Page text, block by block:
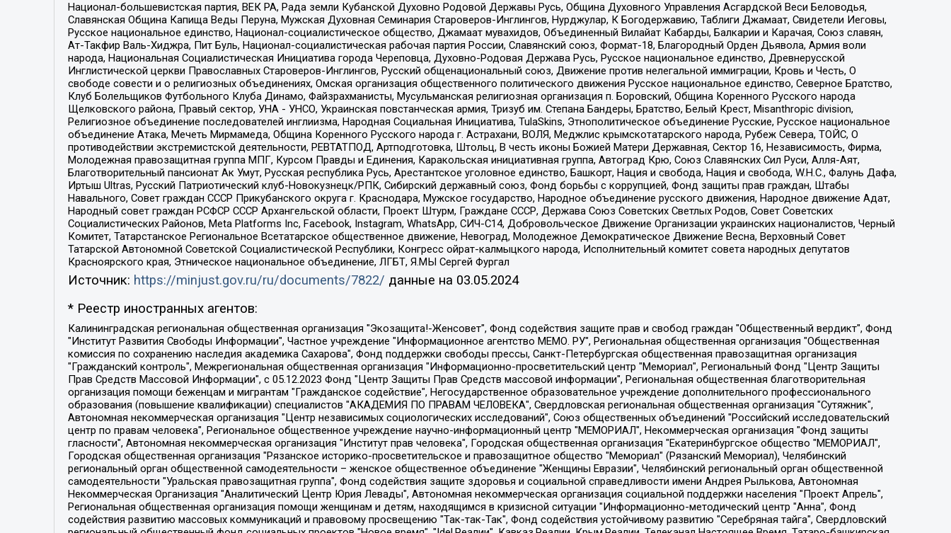
Национал-большевистская партия, ВЕК РА, Рада земли Кубанской Духовно Родовой Державы Русь, Община Духовного Управления Асгардской Веси Беловодья,
Славянская Община Капища Веды Перуна, Мужская Духовная Семинария Староверов-Инглингов, Нурджулар, К Богодержавию, Таблиги Джамаат, Свидетели Иеговы,
Русское национальное единство, Национал-социалистическое общество, Джамаат мувахидов, Объединенный Вилайат Кабарды, Балкарии и Карачая, Союз славян,
Ат-Такфир Валь-Хиджра, Пит Буль, Национал-социалистическая рабочая партия России, Славянский союз, Формат-18, Благородный Орден Дьявола, Армия воли
народа, Национальная Социалистическая Инициатива города Череповца, Духовно-Родовая Держава Русь, Русское национальное единство, Древнерусской
Инглистической церкви Православных Староверов-Инглингов, Русский общенациональный союз, Движение против нелегальной иммиграции, Кровь и Честь, О
свободе совести и о религиозных объединениях, Омская организация общественного политического движения Русское национальное единство, Северное Братство,
Клуб Болельщиков Футбольного Клуба Динамо, Файзрахманисты, Мусульманская религиозная организация п. Боровский, Община Коренного Русского народа
Щелковского района, Правый сектор, УНА - УНСО, Украинская повстанческая армия, Тризуб им. Степана Бандеры, Братство, Белый Крест, Misanthropic division,
Религиозное объединение последователей инглиизма, Народная Социальная Инициатива, TulaSkins, Этнополитическое объединение Русские, Русское национальное
объединение Атака, Мечеть Мирмамеда, Община Коренного Русского народа г. Астрахани, ВОЛЯ, Меджлис крымскотатарского народа, Рубеж Севера, ТОЙС, О
противодействии экстремистской деятельности, РЕВТАТПОД, Артподготовка, Штольц, В честь иконы Божией Матери Державная, Сектор 16, Независимость, Фирма,
Молодежная правозащитная группа МПГ, Курсом Правды и Единения, Каракольская инициативная группа, Автоград Крю, Союз Славянских Сил Руси, Алля-Аят,
Благотворительный пансионат Ак Умут, Русская республика Русь, Арестантское уголовное единство, Башкорт, Нация и свобода, Нация и свобода, W.H.С., Фалунь Дафа,
Иртыш Ultras, Русский Патриотический клуб-Новокузнецк/РПК, Сибирский державный союз, Фонд борьбы с коррупцией, Фонд защиты прав граждан, Штабы
Навального, Совет граждан СССР Прикубанского округа г. Краснодара, Мужское государство, Народное объединение русского движения, Народное движение Адат,
Народный совет граждан РСФСР СССР Архангельской области, Проект Штурм, Граждане СССР, Держава Союз Советских Светлых Родов, Совет Советских
Социалистических Районов, Meta Platforms Inc, Facebook, Instagram, WhatsApp, СИЧ-С14, Добровольческое Движение Организации украинских националистов, Черный
Комитет, Татарстанское Региональное Всетатарское общественное движение, Невоград, Молодежное Демократическое Движение Весна, Верховный Совет
Татарской Автономной Советской Социалистической Республики, Конгресс ойрат-калмыцкого народа, Исполнительный комитет совета народных депутатов
Красноярского края, Этническое национальное объединение, ЛГБТ, Я.МЫ Сергей Фургал
Источник: https://minjust.gov.ru/ru/documents/7822/ данные на 03.05.2024
* Реестр иностранных агентов:
Калининградская региональная общественная организация "Экозащита!-Женсовет", Фонд содействия защите прав и свобод граждан "Общественный вердикт", Фонд "Институт Развития Свободы Информации", Частное учреждение "Информационное агентство МЕМО. РУ", Региональная общественная организация "Общественная комиссия по сохранению наследия академика Сахарова", Фонд поддержки свободы прессы, Санкт-Петербургская общественная правозащитная организация "Гражданский контроль", Межрегиональная общественная организация "Информационно-просветительский центр "Мемориал", Региональный Фонд "Центр Защиты Прав Средств Массовой Информации", с 05.12.2023 Фонд "Центр Защиты Прав Средств массовой информации", Региональная общественная благотворительная организация помощи беженцам и мигрантам "Гражданское содействие", Негосударственное образовательное учреждение дополнительного профессионального образования (повышение квалификации) специалистов "АКАДЕМИЯ ПО ПРАВАМ ЧЕЛОВЕКА", Свердловская региональная общественная организация "Сутяжник", Автономная некоммерческая организация "Центр независимых социологических исследований", Союз общественных объединений "Российский исследовательский центр по правам человека", Региональное общественное учреждение научно-информационный центр "МЕМОРИАЛ", Некоммерческая организация "Фонд защиты гласности", Автономная некоммерческая организация "Институт прав человека", Городская общественная организация "Екатеринбургское общество "МЕМОРИАЛ", Городская общественная организация "Рязанское историко-просветительское и правозащитное общество "Мемориал" (Рязанский Мемориал), Челябинский региональный орган общественной самодеятельности – женское общественное объединение "Женщины Евразии", Челябинский региональный орган общественной самодеятельности "Уральская правозащитная группа", Фонд содействия защите здоровья и социальной справедливости имени Андрея Рылькова, Автономная Некоммерческая Организация "Аналитический Центр Юрия Левады", Автономная некоммерческая организация социальной поддержки населения "Проект Апрель", Региональная общественная организация помощи женщинам и детям, находящимся в кризисной ситуации "Информационно-методический центр "Анна", Фонд содействия развитию массовых коммуникаций и правовому просвещению "Так-так-Так", Фонд содействия устойчивому развитию "Серебряная тайга", Свердловский региональный общественный фонд социальных проектов "Новое время", "Idel.Реалии", Кавказ.Реалии, Крым.Реалии, Телеканал Настоящее Время, Татаро-башкирская служба Радио Свобода (Azatliq Radiosi), Радио Свободная Европа/Радио Свобода (PCE/PC), "Сибирь.Реалии", "Фактограф", Благотворительный фонд помощи осужденным и их семьям, Автономная некоммерческая организация "Институт глобализации и социальных движений", Фонд "В защиту прав заключенных", Частное учреждение "Центр поддержки и содействия развитию средств массовой информации", Пензенский региональный общественный благотворительный фонд "Гражданский союз", "Север.Реалии", Некоммерческая организация Фонд "Правовая инициатива", Общество с ограниченной ответственностью "Радио Свободная Европа/Радио Свобода", Чешское информационное агентство "MEDIUM-ORIENT", Красноярская региональная общественная организация "Мы против СПИДа", Камалягин Денис Николаевич, Маркелов Сергей Евгеньевич, Пономарев Лев Александрович, Савицкая Людмила Алексеевна, Автономная некоммерческая организация "Центр по работе с проблемой насилия "НАСИЛИЮ.НЕТ", Межрегиональный профессиональный союз работников здравоохранения "Альянс врачей", Юридическое лицо, зарегистрированное в Латвийской Республике, SIA "Medusa Project" (регистрационный номер 40103797863, дата регистрации 10.06.2014), Некоммерческая организация "Фонд по борьбе с коррупцией", Автономная некоммерческая организация "Институт права и публичной политики", Баданин Роман Сергеевич, Гликин Максим Александрович, Железнова Мария Михайловна, Лукьянова Юлия Сергеевна, Маетная Елизавета Витальевна, Маняхин Петр Борисович, Чуракова Ольга Владимировна, Ярош Юлия Петровна, Юридическое лицо "The Insider SIA", зарегистрированное в Риге, Латвийская Республика (дата регистрации 26.06.2015), являющееся администратором доменного имени интернет-издания "The Insider SIA", https://theins.ru, Постернак Алексей Евгеньевич, Рубин Михаил Аркадьевич, Анин Роман Александрович, Юридическое лицо Istories fonds, зарегистрированное в Латвийской Республике (регистрационный номер 50008295751, дата регистрации 24.02.2020), Великовский Дмитрий Александрович, Долинина Ирина Николаевна, Мароховская Алеся Алексеевна, Шлейнов Роман Юрьевич, Шмагун Олеся Валентиновна, Общество с ограниченной ответственностью "Альтаир 2021", Общество с ограниченной ответственностью "Вега 2021", Общество с ограниченной ответственностью "Главный редактор 2021", Общество с ограниченной ответственностью "Ромашки монолит", Важенков Артем Валерьевич, Ивановская областная общественная организация "Центр гендерных исследований", Гурман Юрий Альбертович, Медиапроект "ОВД-Инфо", Егоров Владимир Владимирович, Жилинский Владимир Александрович, Общество с ограниченной ответственностью "ЗП", Иванова София Юрьевна, Карезина Инна Павловна, Кильтау Екатерина Викторовна, Петров Алексей Викторович, Пискунов Сергей Евгеньевич, Смирнов Сергей Сергеевич, Тихонов Михаил Сергеевич, Общество с ограниченной ответственностью "ЖУРНАЛИСТ-ИНОСТРАННЫЙ АГЕНТ", Арапова Галина Юрьевна, Вольтская Татьяна Анатольевна, Американская компания "Mason G.E.S. Anonymous Foundation" (США), являющаяся владельцем интернет-издания https://mnews.world/, Компания "Stichting Bellingcat", зарегистрированная в Нидерландах (дата регистрации 11.07.2018), Захаров Андрей Вячеславович, Клепиковская Екатерина Дмитриевна, Общество с ограниченной ответственностью "МЕМО", Перл Роман Александрович, Симонов Евгений Алексеевич, Соловьева Елена Анатольевна, Сотников Даниил Владимирович, Сурначева Елизавета Дмитриевна, Автономная некоммерческая организация по защите прав человека и информированию населения "Якутия – Наше Мнение", Общество с ограниченной ответственностью "Москоу диджитал медиа", с 26.01.2023 Общество с ограниченной ответственностью "Чайка Белые сады", Ветошкина Валерия Валерьевна, Заговора Максим Александрович, Межрегиональное общественное движение "Российская ЛГБТ - сеть", Оленичев Максим Владимирович, Павлов Иван Юрьевич, Скворцова Елена Сергеевна, Общество с ограниченной ответственностью "Как бы инагент", Кочетков Игорь Викторович, Общество с ограниченной ответственностью "Честные выборы", Еланчик Олег Александрович, Общество с ограниченной ответственностью "Нобелевский призыв", Гималова Регина Эмилевна, Григорьев Андрей Валерьевич, Григорьева Алина Александровна, Ассоциация по содействию защите прав призывников, альтернативнослужащих и военнослужащих "Правозащитная группа "Гражданин.Армия.Право", Хисамова Регина Фаритовна, Автономная некоммерческая организация по реализации социально-правовых программ "Лилит", Дальневосточное общественное движение "Маяк", Санкт-Петербургская ЛГБТ-инициативная группа "Выход", Инициативная группа ЛГБТ+ "Реверс", Алексеев Андрей Викторович, Бекбулатова Таисия Львовна, Беляев Иван Михайлович, Владыкина Елена Сергеевна, Гельман Марат Александрович, Никульшина Вероника Юрьевна, Толоконникова Надежда Андреевна, Шендерович Виктор Анатольевич, Общество с ограниченной ответственностью "Данное сообщение", Общество с ограниченной ответственностью Издательский дом "Новая глава", Айнбиндер Александра Александровна, Московский комьюнити-центр для ЛГБТ+инициатив, Благотворительный фонд развития филантропии, Deutsche Welle (Германия, Kurt-Schumacher-Strasse 3, 53113 Bonn), Борзунова Мария Михайловна, Воробьев Виктор Викторович, Голубева Анна Львовна, Константинова Алла Михайловна, Малкова Ирина Владимировна, Мурадов Мурад Абдулгалимович, Осетинская Елизавета Николаевна, Понасенков Евгений Николаевич, Ганапольский Матвей Юрьевич, Киселев Евгений Алексеевич, Борухович Ирина Григорьевна, Дремин Иван Тимофеевич, Дубровский Дмитрий Викторович, Красноярская региональная общественная организация поддержки и развития альтернативных образовательных технологий и межкультурных коммуникаций "ИНТЕРРА", Маяковская Екатерина Алексеевна, Фейгин Марк Захарович, Филимонов Андрей Викторович, Дзугкоева Регина Николаевна, Доброхотов Роман Александрович, Дудь Юрий Александрович, Елкин Сергей Владимирович, Кругликов Кирилл Игоревич, Сабунаева Мария Леонидовна, Семенов Алексей Владимирович, Шаинян Карен Багратович, Шульман Екатерина Михайловна, Асафьев Артур Валерьевич, Вахштайн Виктор Семенович, Венедиктов Алексей Алексеевич, Лушникова Екатерина Евгеньевна, Волков Леонид Михайлович, Невзоров Александр Глебович, Пархоменко Сергей Борисович, Сироткин Ярослав Николаевич, Кара-Мурза Владимир Владимирович, Баранова Наталья Владимировна, Гозман Леонид Яковлевич, Кагарлицкий Борис Юльевич, Климарев Михаил Валерьевич, Милов Владимир Станиславович, Автономная некоммерческая организация Краснодарский центр современного искусства "Типография", Моргенштерн Алишер Тагирович, Соболь Любовь Эдуардовна, Общество с ограниченной ответственностью "ЛИЗА НОРМ", Каспаров Гарри Кимович, Ходорковский Михаил Борисович, Общество с ограниченной ответственностью "Апрельские тезисы", Данилович Ирина Брониславовна, Кашин Олег Владимирович, Петров Николай Владимирович, Пивоваров Алексей Владимирович, Соколов Михаил Владимирович, Цветкова Юлия Владимировна, Чичваркин Евгений Александрович, Комитет против пыток/Команда против пыток, Общество с ограниченной ответственностью "Первый научный", Общество с ограниченной ответственностью "Вертолет и ко", Белоцерковская Вероника Борисовна, Кац Максим Евгеньевич, Лазарева Татьяна Юрьевна, Шаведдинов Руслан Табризович, Яшин Илья Валерьевич, Общество с ограниченной ответственностью "Иноагент ААВ", Алешковский Дмитрий Петрович, Альбац Евгения Марковна, Быков Дмитрий Львович, Галямина Юлия Евгеньевна, Лойко Сергей Леонидович, Мартынов Кирилл Константинович, Медведев Сергей Александрович, Крашенинников Федор Геннадиевич, Гордеева Катерина Вл